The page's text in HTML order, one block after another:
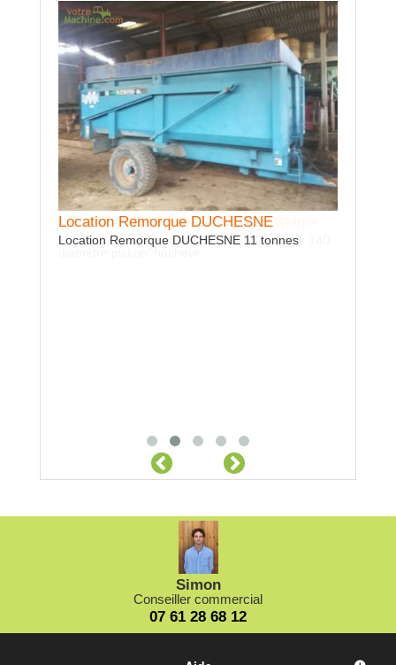
Location Remorque DUCHESNE
Location Remorque DUCHESNE 11 tonnes
Location Presse à balles rondes welger
Location Presse à balles rondes 120 Larges 140
Simon
Conseiller commercial
07 61 28 68 12